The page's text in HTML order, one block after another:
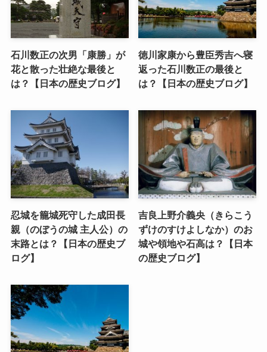
石川数正の次男「康勝」が
花と散った壮絶な最後と
は？【日本の歴史ブログ】
徳川家康から豊臣秀吉へ寝
返った石川数正の最後と
は？【日本の歴史ブログ】
忍城を籠城死守した成田長
親（のぼうの城 主人公）の
末路とは？【日本の歴史ブ
ログ】
吉良上野介義央（きらこう
ずけのすけよしなか）のお
城や領地や石高は？【日本
の歴史ブログ】